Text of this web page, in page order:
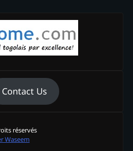
Contact Us
réservés
Waseem